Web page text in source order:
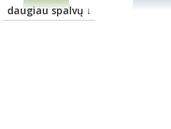
daugiau spalvų ↓